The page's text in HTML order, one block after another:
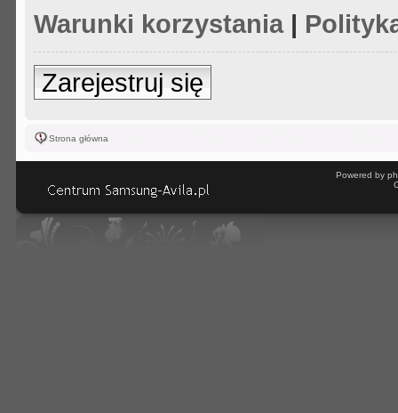
Warunki korzystania|
Zarejestruj się
Strona główna
Powered by